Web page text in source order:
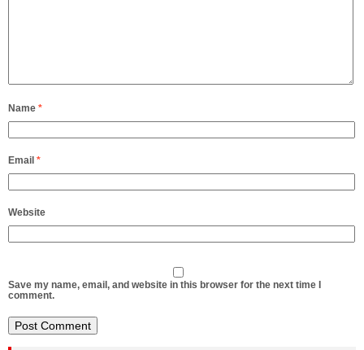
Name *
Email *
Website
Save my name, email, and website in this browser for the next time I
comment.